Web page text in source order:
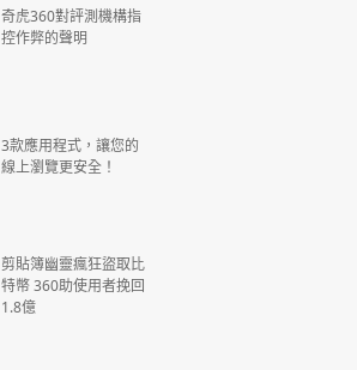
奇虎360對評測機構指
控作弊的聲明
3款應用程式，讓您的
線上瀏覽更安全！
剪貼簿幽靈瘋狂盜取比
特幣 360助使用者挽回
1.8億